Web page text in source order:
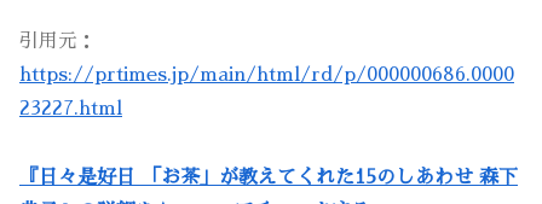
引用元：
https://prtimes.jp/main/html/rd/p/000000686.0000
23227.html
『日々是好日 「お茶」が教えてくれた15のしあわせ 森下